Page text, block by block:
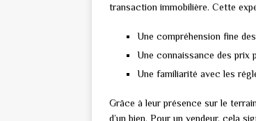
transaction immobilière. Cette
Une compréhension fine
Une connaissance des prix
Une familiarité avec les
Grâce à leur présence sur le
d’un bien. Pour un vendeur, cela